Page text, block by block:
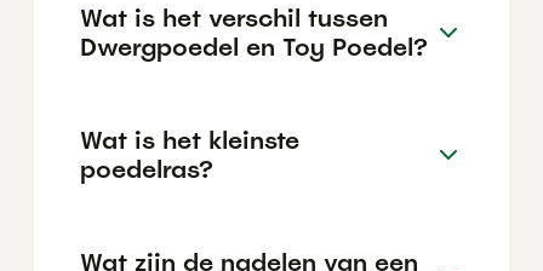
Wat is het verschil tussen
Dwergpoedel en Toy Poedel?
Wat is het kleinste
poedelras?
Wat zijn de nadelen van een